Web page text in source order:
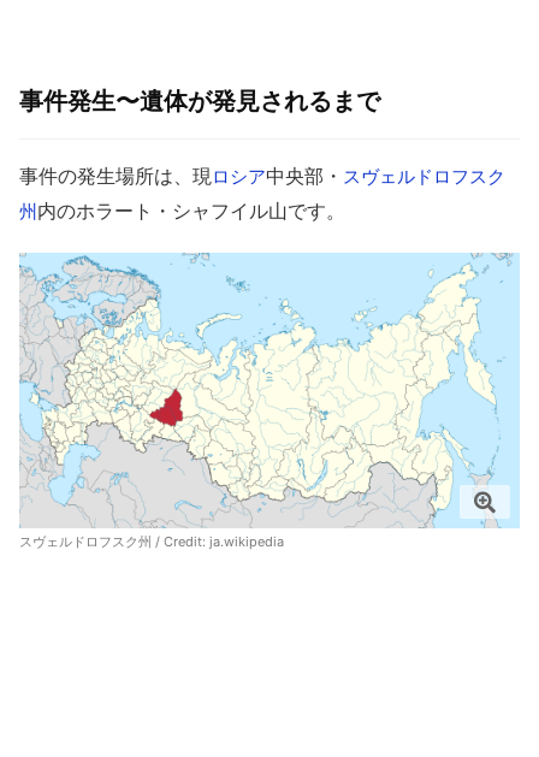
事件発生〜遺体が発見されるまで
事件の発生場所は、現ロシア中央部・ スヴェルドロフスク
州内のホラート・シャフイル山です。
スヴェルドロフスク州 / Credit: ja.wikipedia